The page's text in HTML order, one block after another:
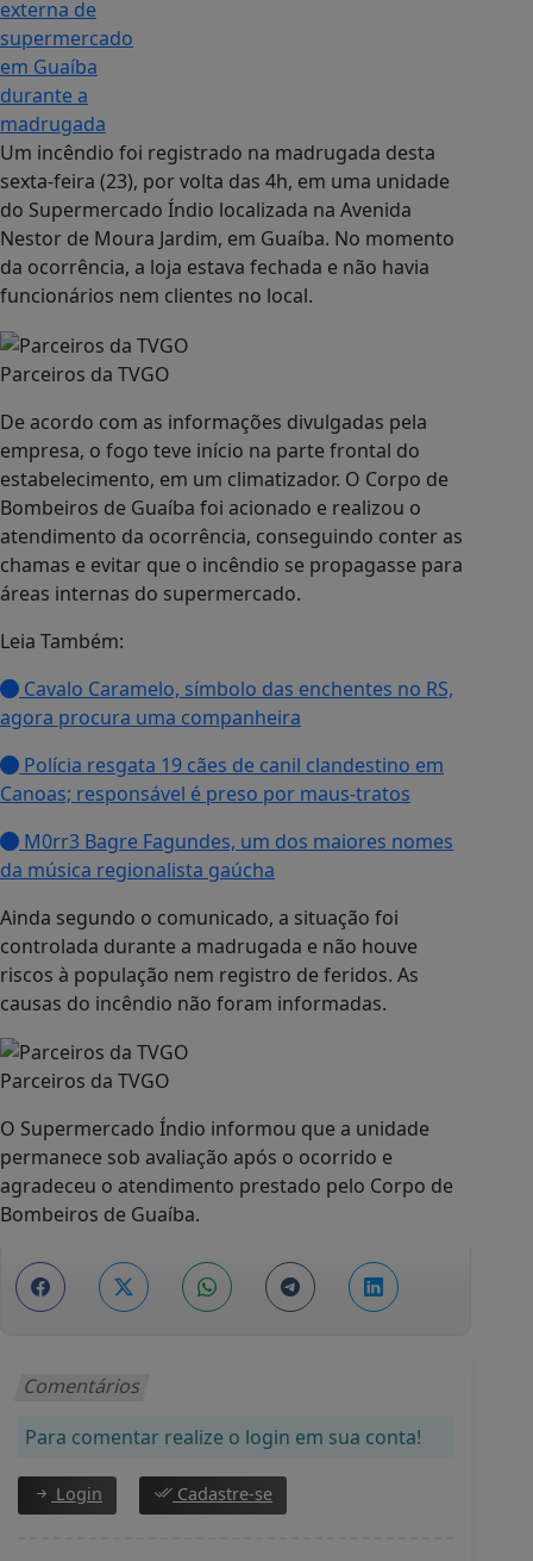
Um incêndio foi registrado na madrugada desta
sexta-feira (23), por volta das 4h, em uma unidade
do Supermercado Índio localizada na Avenida
Nestor de Moura Jardim, em Guaíba. No momento
da ocorrência, a loja estava fechada e não havia
funcionários nem clientes no local.
Parceiros da TVGO
De acordo com as informações divulgadas pela
empresa, o fogo teve início na parte frontal do
estabelecimento, em um climatizador. O Corpo de
Bombeiros de Guaíba foi acionado e realizou o
atendimento da ocorrência, conseguindo conter as
chamas e evitar que o incêndio se propagasse para
áreas internas do supermercado.
Leia Também:
Cavalo Caramelo, símbolo das enchentes no RS,
agora procura uma companheira
Polícia resgata 19 cães de canil clandestino em
Canoas; responsável é preso por maus-tratos
M0rr3 Bagre Fagundes, um dos maiores nomes
da música regionalista gaúcha
Ainda segundo o comunicado, a situação foi
controlada durante a madrugada e não houve
riscos à população nem registro de feridos. As
causas do incêndio não foram informadas.
Parceiros da TVGO
O Supermercado Índio informou que a unidade
permanece sob avaliação após o ocorrido e
agradeceu o atendimento prestado pelo Corpo de
Bombeiros de Guaíba.
Comentários
Para comentar realize o login em sua conta!
Login Cadastre-se